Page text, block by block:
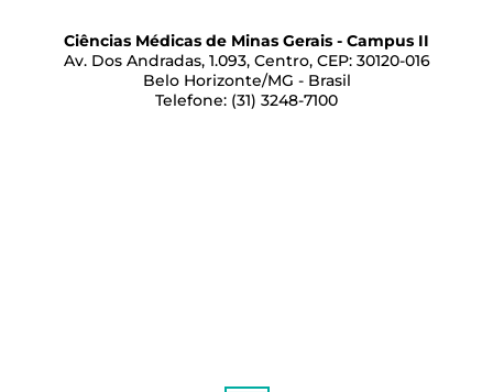
Ciências Médicas de Minas Gerais - Campus II
Av. Dos Andradas, 1.093, Centro, CEP: 30120-016
Belo Horizonte/MG - Brasil
Telefone: (31) 3248-7100